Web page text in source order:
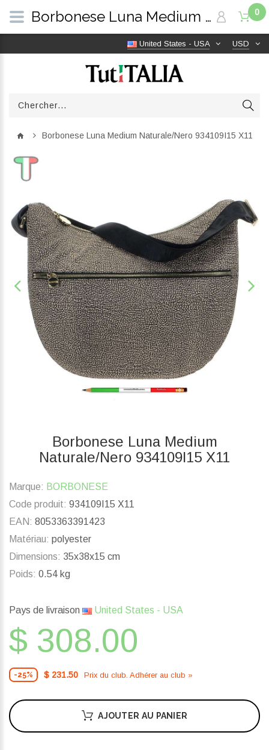
USD
United States - USA
0
Borbonese Luna Medium Naturale/Nero 934109I15 X11
Borbonese Luna Medium
Naturale/Nero 934109I15 X11
Marque: BORBONESE
Code produit: 934109I15 X11
EAN: 8053363391423
Matériau: polyester
Dimensions: 35x38x15 cm
Poids: 0.54 kg
Pays de livraison United States - USA
$ 308.00
-25% $ 231.50 Prix ​​du club. Adhérer au club »
AJOUTER AU PANIER
Borbonese Luna Medium Naturale/Nero 934109I15 X11 | TutITALIA